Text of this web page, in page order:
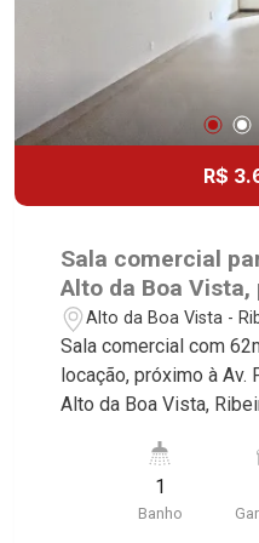
Canadá, Guaporé,
Aliança, Boulevard,
América, Alto do Ipê,
Jardim Califórnia,
Paulista, Vila Seixas,
Paulistano, Lagoinha,
Jardim Macedo,
Jardim Ana Maria, San
Bosque dos Juritis,
Città Residencial e Industrial. Avenida
1051 - Alto da Boa
R$
Sala comercial
Alto da Boa Vista,
João Fiúsa -
Alto da Boa Vista -
Sala comercial com
locação, próximo à
Alto da Boa Vista, Ribeirão
Imobiliária selecionou para você:
útil - Copa - 1 W.C. Martinelli Imobiliária -
excelência absoluta
1
Banho